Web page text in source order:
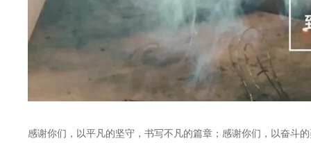
感谢你们，以平凡的坚守，书写不凡的篇章；感谢你们，以奋斗